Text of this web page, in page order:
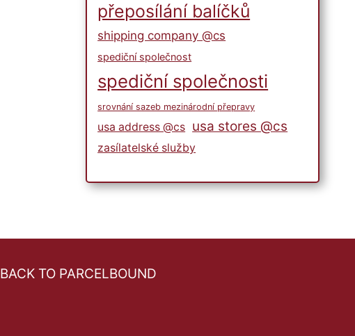
přeposílání balíčků
shipping company @cs
spediční společnost
spediční společnosti
srovnání sazeb mezinárodní přepravy
usa address @cs usa stores @cs
zasílatelské služby
BACK TO PARCELBOUND